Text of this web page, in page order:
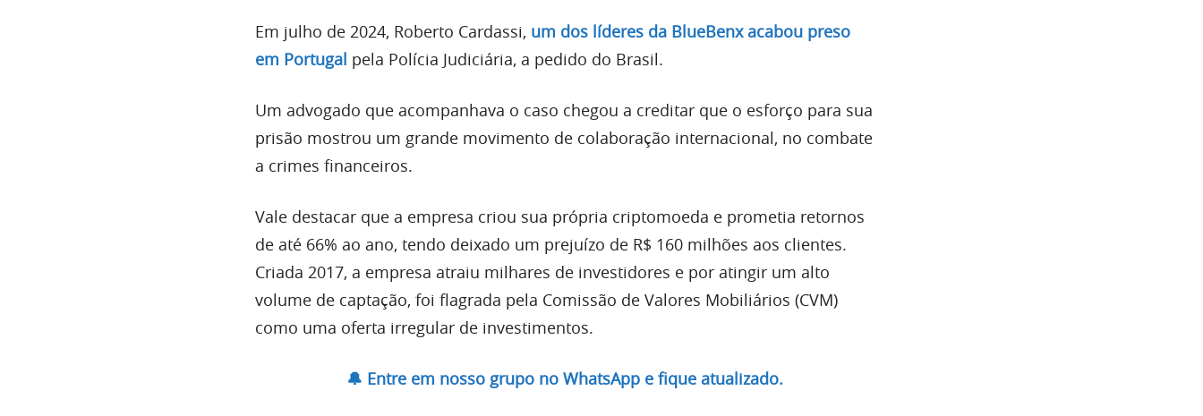
Em julho de 2024, Roberto Cardassi, um dos líderes da BlueBenx acabou preso
em Portugal pela Polícia Judiciária, a pedido do Brasil.
Um advogado que acompanhava o caso chegou a creditar que o esforço para sua
prisão mostrou um grande movimento de colaboração internacional, no combate
a crimes financeiros.
Vale destacar que a empresa criou sua própria criptomoeda e prometia retornos
de até 66% ao ano, tendo deixado um prejuízo de R$ 160 milhões aos clientes.
Criada 2017, a empresa atraiu milhares de investidores e por atingir um alto
volume de captação, foi flagrada pela Comissão de Valores Mobiliários (CVM)
como uma oferta irregular de investimentos.
🔔 Entre em nosso grupo no WhatsApp e fique atualizado.